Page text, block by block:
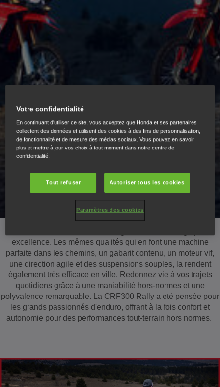
excellence. Les mêmes qualités qui en font une machine
parfaite dans les chemins, un gabarit contenu, un moteur vif,
une direction agile et des suspensions souples, la rendent
également très efficace en ville. Redonnez vie à vos trajets
quotidiens grâce à une maniabilité hors-normes et une
polyvalence remarquable. La CRF300 Rally a été pensée pour
les grands passionnés d'enduro, offrant à la fois confort et
autonomie pour des performances tout-terrain hors normes.
Votre confidentialité
En continuant d'utiliser ce site, vous acceptez que Honda et ses partenaires
collectent des données et utilisent des cookies à des fins de personnalisation,
de fonctionnalité et de mesure des médias sociaux. Vous pouvez en savoir
plus et mettre à jour vos choix à tout moment dans notre centre de
confidentialité.
Tout refuser Autoriser tous les cookies
Paramètres des cookies